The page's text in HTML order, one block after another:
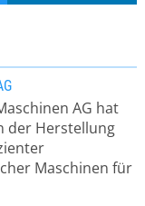
AG hat
der Herstellung
Maschinen für